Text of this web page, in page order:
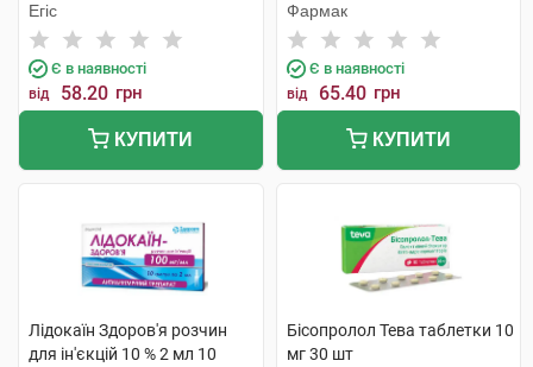
Егіс
Є в наявності
від 58.20 грн
КУПИТИ
Фармак
Є в наявності
від 65.40 грн
КУПИТИ
Лідокаїн Здоров'я розчин
для ін'єкцій 10 % 2 мл 10
Бісопролол Тева таблетки 10
мг 30 шт